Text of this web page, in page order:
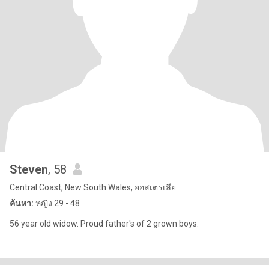
Steven, 58
Central Coast, New South Wales, ออสเตรเลีย
ค้นหา: หญิง 29 - 48
56 year old widow. Proud father's of 2 grown boys.